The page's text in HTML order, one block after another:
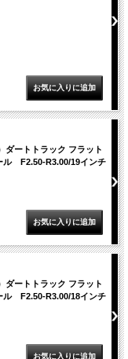
ダートトラック フラット
ル F2.50-R3.00/19インチ
ダートトラック フラット
ル F2.50-R3.00/18インチ